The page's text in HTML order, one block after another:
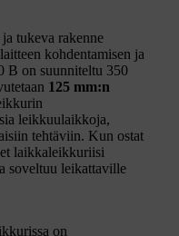
tukeva rakenne
laitteen kohdentamisen ja
B on suunniteltu 350
125 mm:n
leikkuulaikkoja,
tehtäviin. Kun ostat
laikkaleikkuriisi
soveltuu leikattaville
on